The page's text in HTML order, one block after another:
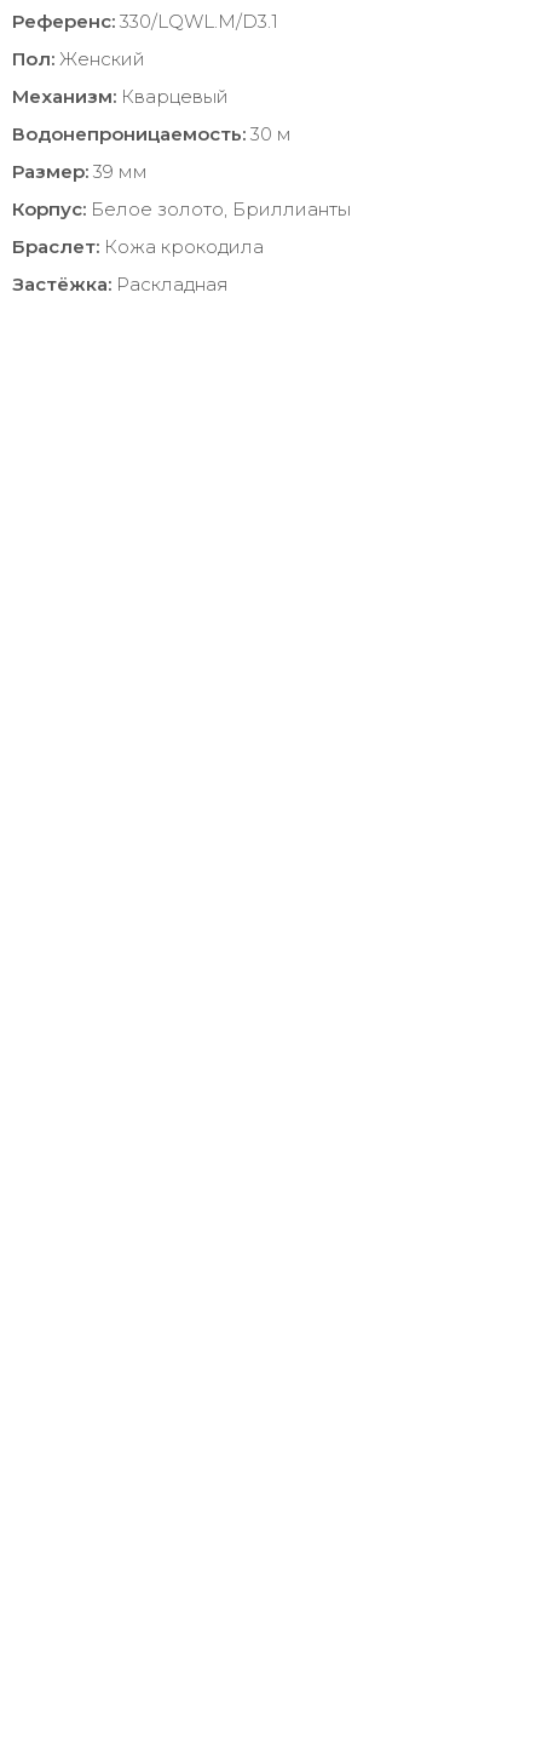
Референс: 330/LQWL.M/D3.1
Пол: Женский
Механизм: Кварцевый
Водонепроницаемость: 30 м
Размер: 39 мм
Корпус: Белое золото, Бриллианты
Браслет: Кожа крокодила
Застёжка: Раскладная